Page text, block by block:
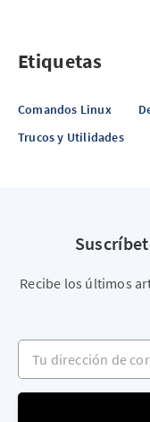
Etiquetas
Comandos Linux
Trucos y Utilidades
Recibe los últimos
Tu dirección de